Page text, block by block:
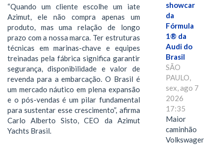
“Quando um cliente escolhe um iate
Azimut, ele não compra apenas um
produto, mas uma relação de longo
prazo com a nossa marca. Ter estruturas
técnicas em marinas-chave e equipes
treinadas pela fábrica significa garantir
segurança, disponibilidade e valor de
revenda para a embarcação. O Brasil é
um mercado náutico em plena expansão
e o pós-vendas é um pilar fundamental
para sustentar esse crescimento”, afirma
Carlo Alberto Sisto, CEO da Azimut
Yachts Brasil.
showcar
da
Fórmula
1® da
Audi do
Brasil
SÃO
PAULO,
sex, ago 7
2026
17:35
Maior
caminhão
Volkswagen